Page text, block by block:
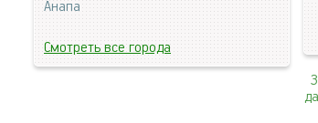
Анапа
Смотреть все города